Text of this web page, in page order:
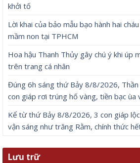
khởi tố
Lời khai của bảo mẫu bạo hành hai
mầm non tại TPHCM
Hoa hậu Thanh Thủy gây chú ý khi úp
trên trang cá nhân
Đúng 6h sáng thứ Bảy 8/8/2026, Thần
con giáp rơi trúng hố vàng, tiền bạc ùa
Kể từ thứ Bảy 8/8/2026, 3 con giáp
vận sáng như trăng Rằm, chính thức
Lưu trữ